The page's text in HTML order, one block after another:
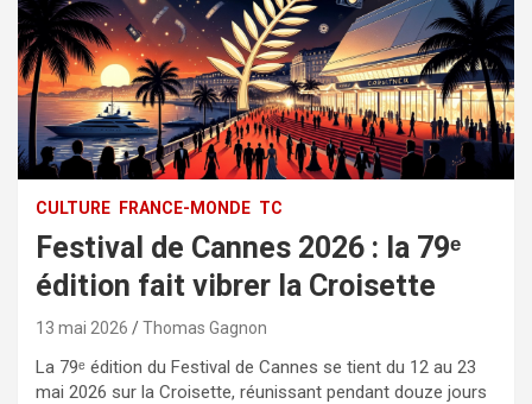
CULTURE FRANCE-MONDE TC
Festival de Cannes 2026 : la 79ᵉ
édition fait vibrer la Croisette
13 mai 2026 Thomas Gagnon
La 79ᵉ édition du Festival de Cannes se tient du 12 au 23
mai 2026 sur la Croisette, réunissant pendant douze jours